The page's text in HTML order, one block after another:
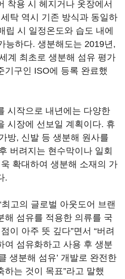
착용 시 헤지거나 옷장에서
탁 역시 기존 방식과 동일하
립 시 일정온도와 습도 내에
능하다. 생분해도는 2019년,
계 최초로 생분해 섬유 평가
기구인 ISO에 등록 완료했
시작으로 내년에는 다양한
시장에 선보일 계획이다. 휴
방, 신발 등 생분해 원사를
버려지는 현수막이나 일회
확대하여 생분해 소재의 가
.
고의 글로벌 아웃도어 브랜
해 섬유를 적용한 의류를 국
이 아주 뜻 깊다”면서 “버려
여 섬유화하고 사용 후 생분
생분해 섬유’ 개발로 완전한
는 것이 목표”라고 말했